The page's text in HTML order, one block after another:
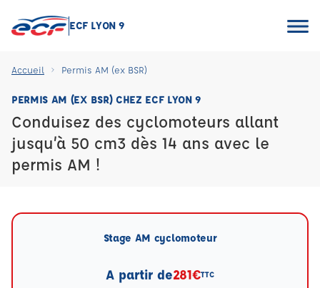
ECF LYON 9
Accueil Permis AM (ex BSR)
PERMIS AM (EX BSR) CHEZ ECF LYON 9
Conduisez des cyclomoteurs allant
jusqu’à 50 cm3 dès 14 ans avec le
permis AM !
Stage AM cyclomoteur
A partir de281€TTC